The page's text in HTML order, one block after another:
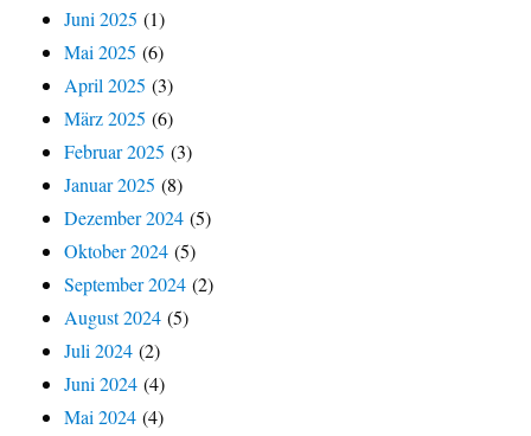
Juni 2025 (1)
Mai 2025 (6)
April 2025 (3)
März 2025 (6)
Februar 2025 (3)
Januar 2025 (8)
Dezember 2024 (5)
Oktober 2024 (5)
September 2024 (2)
August 2024 (5)
Juli 2024 (2)
Juni 2024 (4)
Mai 2024 (4)